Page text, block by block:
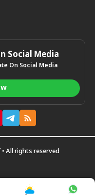
Social Media
On Social Media
All rights reserved